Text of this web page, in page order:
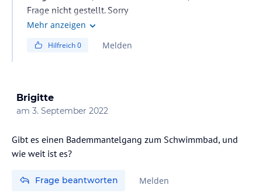
Frage nicht gestellt. Sorry
Mehr anzeigen
Hilfreich0 Melden
Brigitte
am 3. September 2022
Gibt es einen Bademmantelgang zum Schwimmbad, und
wie weit ist es?
Frage beantworten Melden